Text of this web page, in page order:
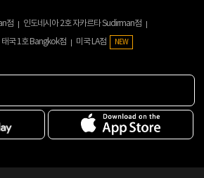
점
인도네시아 2호 자카르타 Sudirman점
태국 1호 Bangkok점 미국 LA점 NEW